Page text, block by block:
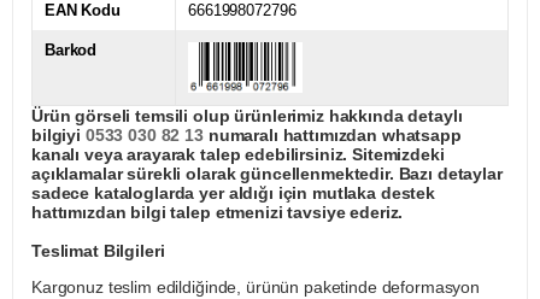
EAN Kodu 6661998072796
Barkod
Ürün görseli temsili olup ürünlerimiz hakkında detaylı
bilgiyi 0533 030 82 13numaralı hattımızdan whatsapp
kanalı veya arayarak talep edebilirsiniz. Sitemizdeki
açıklamalar sürekli olarak güncellenmektedir. Bazı detaylar
sadece kataloglarda yer aldığı için mutlaka destek
hattımızdan bilgi talep etmenizi tavsiye ederiz.
Teslimat Bilgileri
Kargonuz teslim edildiğinde, ürünün paketinde deformasyon